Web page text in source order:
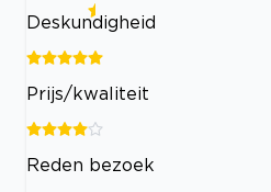
Deskundigheid
Prijs/kwaliteit
Reden bezoek